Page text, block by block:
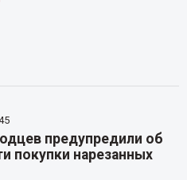
предупредили об
покупки нарезанных